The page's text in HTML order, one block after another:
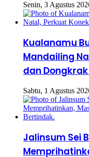
Senin, 3 Agustus
Kualanamu
Mandailing
dan
Sabtu, 1 Agustus
Jalinsum Sei